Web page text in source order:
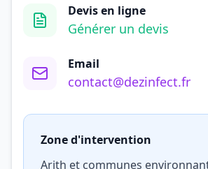
Devis en ligne
Générer un devis
Email
contact@dezinfect.fr
Zone d'intervention
Arith et communes